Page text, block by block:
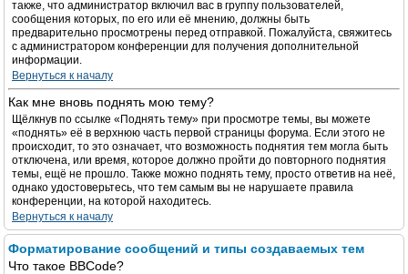
также, что администратор включил вас в группу пользователей,
сообщения которых, по его или её мнению, должны быть
предварительно просмотрены перед отправкой. Пожалуйста, свяжитесь
с администратором конференции для получения дополнительной
информации.
Вернуться к началу
Как мне вновь поднять мою тему?
Щёлкнув по ссылке «Поднять тему» при просмотре темы, вы можете
«поднять» её в верхнюю часть первой страницы форума. Если этого не
происходит, то это означает, что возможность поднятия тем могла быть
отключена, или время, которое должно пройти до повторного поднятия
темы, ещё не прошло. Также можно поднять тему, просто ответив на неё,
однако удостоверьтесь, что тем самым вы не нарушаете правила
конференции, на которой находитесь.
Вернуться к началу
Форматирование сообщений и типы создаваемых тем
Что такое BBCode?